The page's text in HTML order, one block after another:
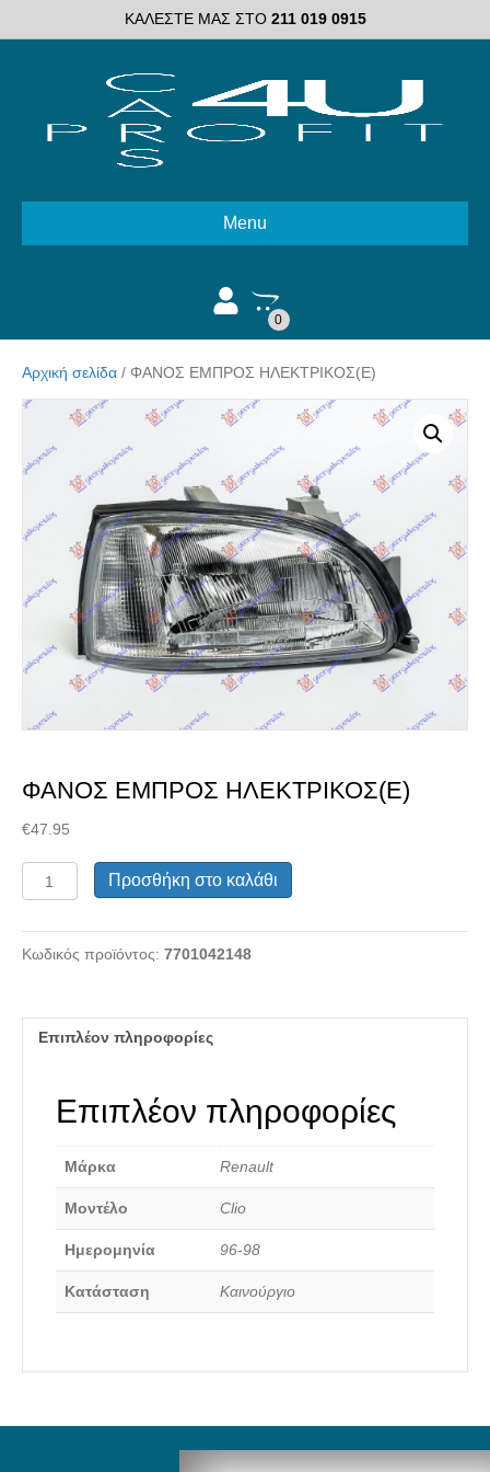
ΚΑΛΕΣΤΕ ΜΑΣ ΣΤΟ 211 019 0915
Menu
0
Αρχική σελίδα / ΦΑΝΟΣ ΕΜΠΡΟΣ ΗΛΕΚΤΡΙΚΟΣ(Ε)
ΦΑΝΟΣ ΕΜΠΡΟΣ ΗΛΕΚΤΡΙΚΟΣ(Ε)
€47.95
ΦΑΝΟΣ
ΕΜΠΡΟΣ
ποσότητα
Προσθήκη στο καλάθι
Κωδικός προϊόντος: 7701042148
Επιπλέον πληροφορίες
Επιπλέον πληροφορίες
Μάρκα Renault
Μοντέλο Clio
Ημερομηνία 96-98
Κατάσταση Καινούργιο
Διαλέξτε κατάσταση
ανταλλακτικού
Μεταχειρισμένα Ανταλλακτικά
Καινούργια Ανταλλακτικά